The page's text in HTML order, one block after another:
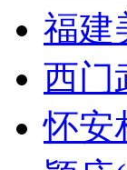
福建
西门
怀安